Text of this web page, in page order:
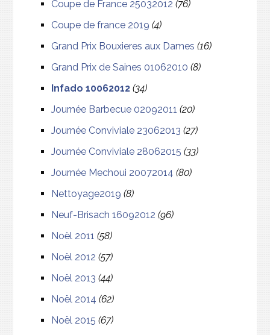
Coupe de France 25032012 (76)
Coupe de france 2019 (4)
Grand Prix Bouxieres aux Dames (16)
Grand Prix de Saines 01062010 (8)
Infado 10062012 (34)
Journée Barbecue 02092011 (20)
Journée Conviviale 23062013 (27)
Journée Conviviale 28062015 (33)
Journée Mechoui 20072014 (80)
Nettoyage2019 (8)
Neuf-Brisach 16092012 (96)
Noël 2011 (58)
Noël 2012 (57)
Noël 2013 (44)
Noël 2014 (62)
Noël 2015 (67)